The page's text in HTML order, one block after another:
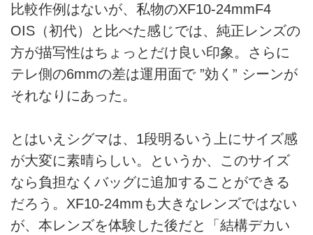
比較作例はないが、私物のXF10-24mmF4
OIS（初代）と比べた感じでは、純正レンズの
方が描写性はちょっとだけ良い印象。さらに
テレ側の6mmの差は運用面で ”効く” シーンが
それなりにあった。
とはいえシグマは、1段明るいう上にサイズ感
が大変に素晴らしい。というか、このサイズ
なら負担なくバッグに追加することができる
だろう。XF10-24mmも大きなレンズではない
が、本レンズを体験した後だと「結構デカい